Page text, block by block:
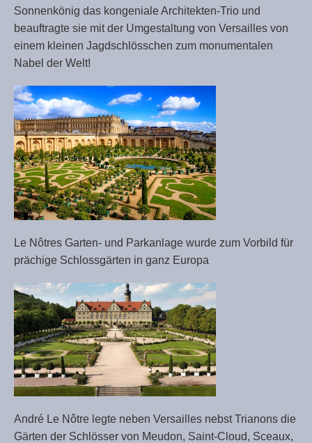
Sonnenkönig das kongeniale Architekten-Trio und
beauftragte sie mit der Umgestaltung von Versailles von
einem kleinen Jagdschlösschen zum monumentalen
Nabel der Welt!
Le Nôtres Garten- und Parkanlage wurde zum Vorbild für
prächige Schlossgärten in ganz Europa
André Le Nôtre legte neben Versailles nebst Trianons die
Gärten der Schlösser von Meudon, Saint-Cloud, Sceaux,